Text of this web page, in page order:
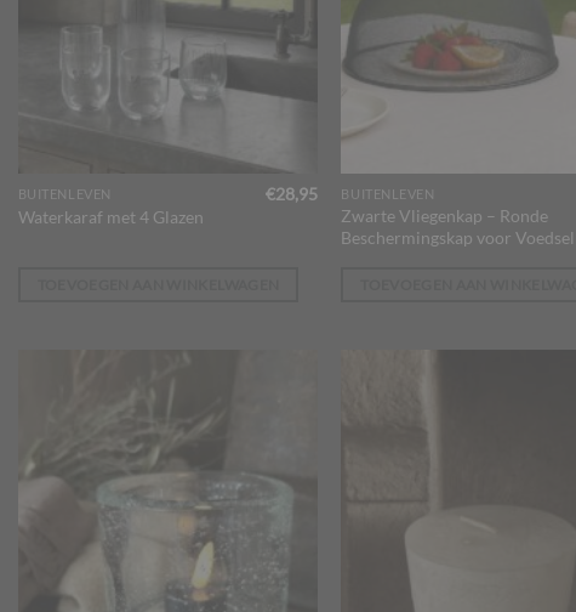
BUITENLEVEN
Waterkaraf met 4 Glazen
€28,95 BUITENLEVEN
Zwarte Vliegenkap – Ronde
Beschermingskap voor Voedsel